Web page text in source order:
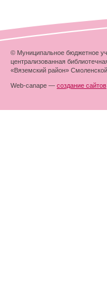
© Муниципальное бюджетное
централизованная
«Вяземский район»
Web-canape — создание сайтов